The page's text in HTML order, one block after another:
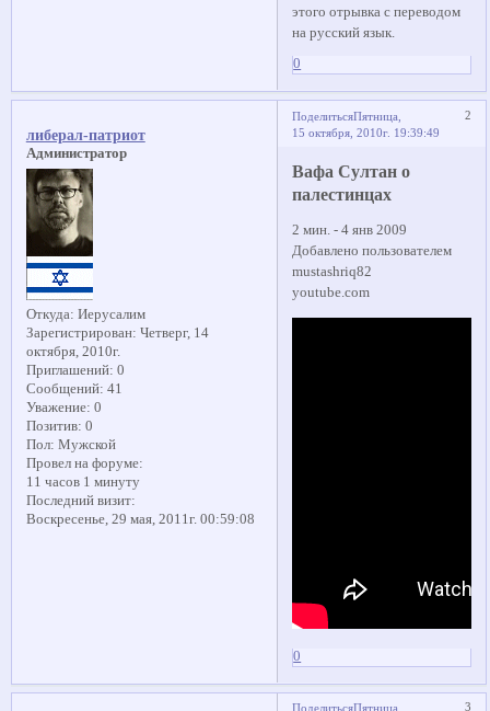
этого отрывка с переводом
на русский язык.
0
Поделиться 2
Пятница,
15 октября, 2010г. 19:39:49
либерал-патриот
Администратор
Откуда: Иерусалим
Зарегистрирован: Четверг, 14
октября, 2010г.
Приглашений: 0
Сообщений: 41
Уважение: 0
Позитив: 0
Пол: Мужской
Провел на форуме:
11 часов 1 минуту
Последний визит:
Воскресенье, 29 мая, 2011г. 00:59:08
Вафа Султан о
палестинцах
2 мин. - 4 янв 2009
Добавлено пользователем
mustashriq82
youtube.com
0
Поделиться 3
Пятница,